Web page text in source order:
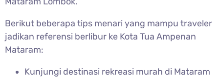
Berikut beberapa tips menari yang mampu traveler
jadikan referensi berlibur ke Kota Tua Ampenan
Mataram:
Kunjungi destinasi rekreasi murah di Mataram